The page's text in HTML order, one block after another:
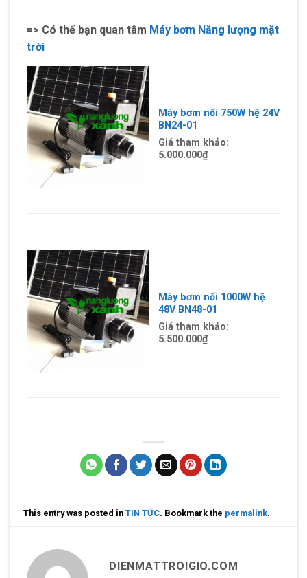
=> Có thể bạn quan tâm Máy bơm Năng lượng mặt
trời
Máy bơm nổi 750W hệ 24V
BN24-01
Giá tham khảo:
5.000.000₫
Máy bơm nổi 1000W hệ
48V BN48-01
Giá tham khảo:
5.500.000₫
This entry was posted inTIN TỨC. Bookmark the permalink.
DIENMATTROIGIO.COM